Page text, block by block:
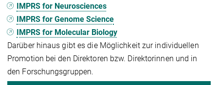
IMPRS for Neurosciences
IMPRS for Genome Science
IMPRS for Molecular Biology
Darüber hinaus gibt es die Möglichkeit zur individuellen
Promotion bei den Direktoren bzw. Direktorinnen und in
den Forschungsgruppen.